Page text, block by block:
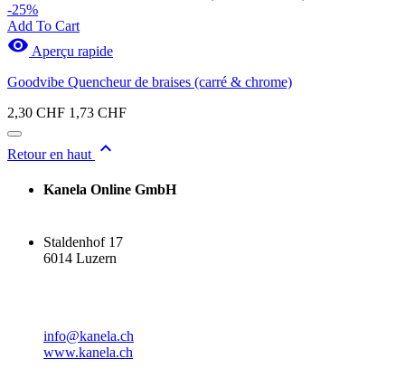
Actions
Actions 2
View products 2
-25%
Add To Cart
 Aperçu rapide
Goodvibe Quencheur de braises (carré & chrome)
2,30 CHF 1,73 CHF
Retour en haut 
Kanela Online GmbH
Staldenhof 17
6014 Luzern
info@kanela.ch
www.kanela.ch